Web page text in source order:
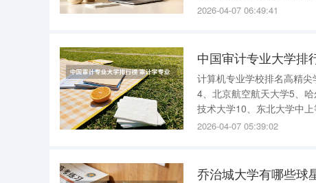
3个博士后，35个博士点，
2026-04-07 06:49:41
中国审计专业大学排
计算机专业学校排名高精
4、北京航空航天大学5、
技术大学10、东北大学中
西安电子科技大学4、北京
2026-04-07 05:39:02
乔治城大学有哪些球